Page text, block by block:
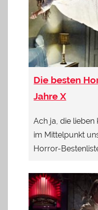
Die besten
Jahre X
Ach ja, die lieben
im Mittelpunkt
Horror-